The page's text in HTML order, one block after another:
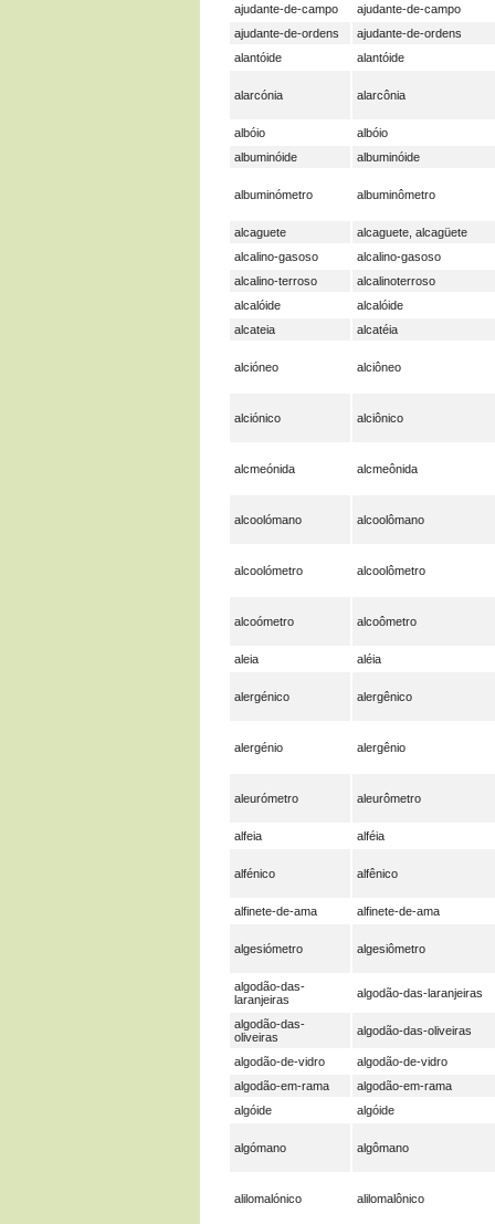
ajudante-de-campo
ajudante-de-campo
ajudante-de-ordens
ajudante-de-ordens
alantóide
alantóide
alarcónia alarcônia
albóio
albóio
albuminóide
albuminóide
albuminómetro albuminômetro
alcaguete
alcaguete, alcagüete
alcalino-gasoso
alcalino-gasoso
alcalino-terroso
alcalinoterroso
alcalóide
alcalóide
alcateia
alcatéia
alcióneo alciôneo
alciónico alciônico
alcmeónida alcmeônida
alcoolómano alcoolômano
alcoolómetro alcoolômetro
alcoómetro alcoômetro
aleia aléia
alergénico alergênico
alergénio alergênio
aleurómetro aleurômetro
alfeia alféia
alfénico alfênico
alfinete-de-ama alfinete-de-ama
algesiómetro algesiômetro
algodão-das-
laranjeiras
algodão-das-laranjeiras
algodão-das-
oliveiras
algodão-das-oliveiras
algodão-de-vidro
algodão-de-vidro
algodão-em-rama
algodão-em-rama
algóide
algóide
algómano algômano
alilomalónico alilomalônico